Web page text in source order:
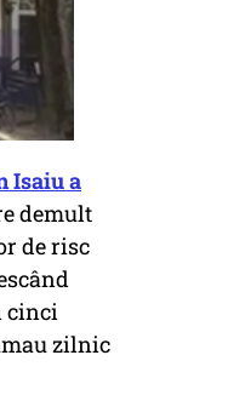
Isaiu a
demult
de risc
cinci
zilnic